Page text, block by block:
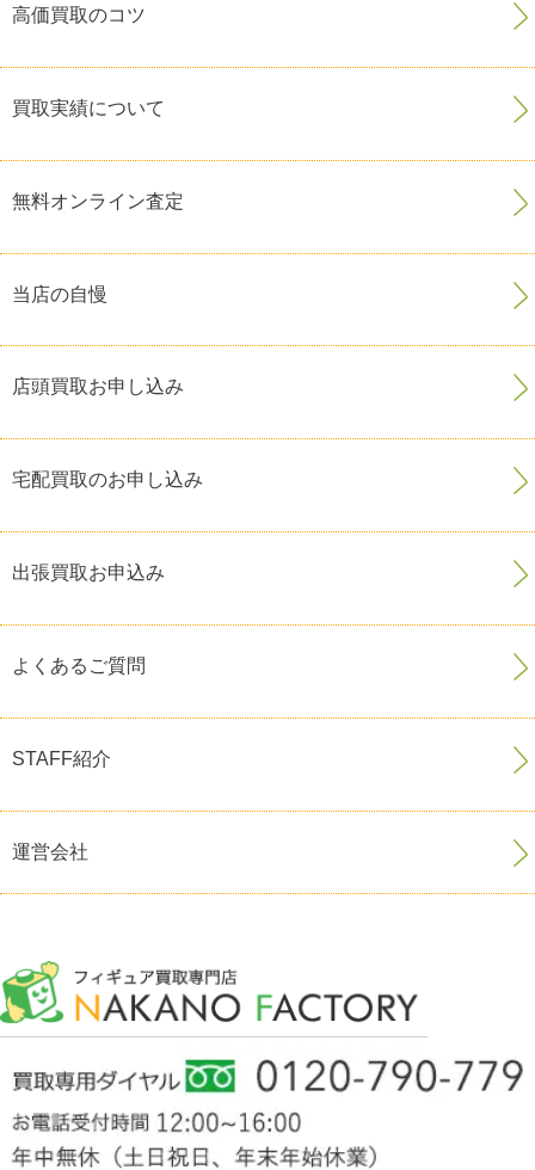
高価買取のコツ
買取実績について
無料オンライン査定
当店の自慢
店頭買取お申し込み
宅配買取のお申し込み
出張買取お申込み
よくあるご質問
STAFF紹介
運営会社